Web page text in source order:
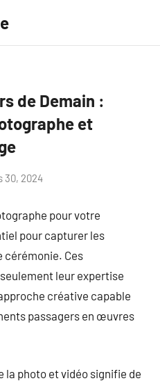
de Demain :
et
30, 2024
pour votre
pour capturer les
cérémonie. Ces
leur expertise
créative capable
passagers en œuvres
la photo et vidéo signifie de